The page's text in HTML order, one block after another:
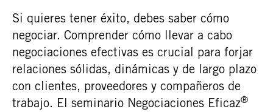
Si quieres tener éxito, debes saber cómo
negociar. Comprender cómo llevar a cabo
negociaciones efectivas es crucial para forjar
relaciones sólidas, dinámicas y de largo plazo
con clientes, proveedores y compañeros de
trabajo. El seminario Negociaciones Eficaz®